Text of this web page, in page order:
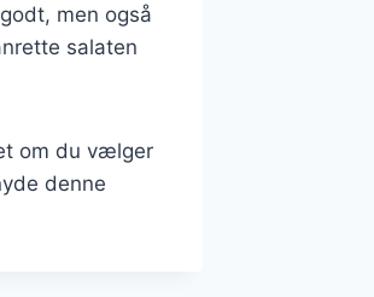
men også
salaten
om du vælger
denne